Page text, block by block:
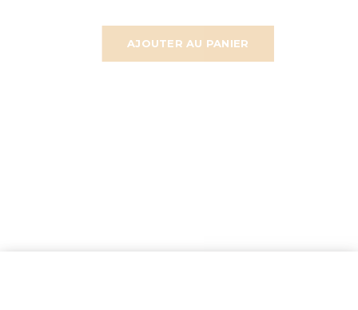
AJOUTER AU PANIER